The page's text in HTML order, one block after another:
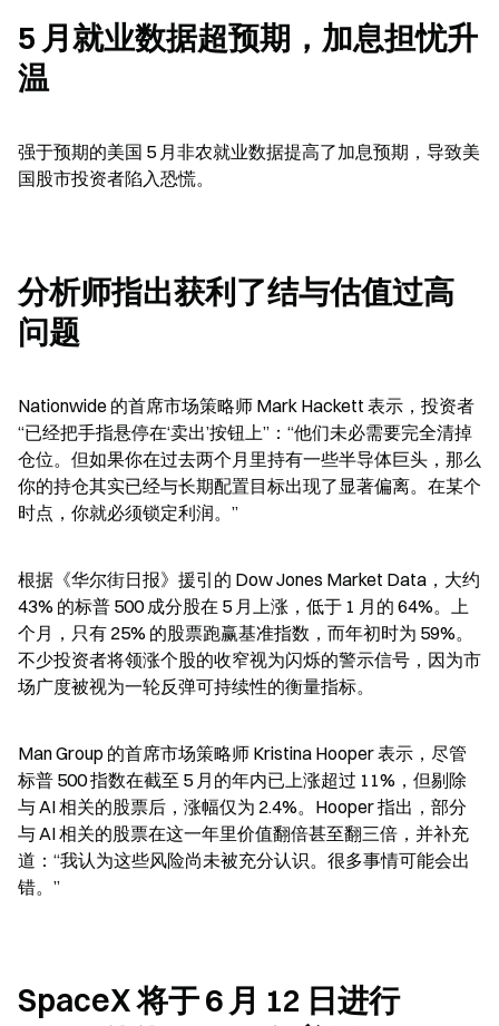
5 月就业数据超预期，加息担忧升
温
强于预期的美国 5 月非农就业数据提高了加息预期，导致美
国股市投资者陷入恐慌。
分析师指出获利了结与估值过高
问题
Nationwide 的首席市场策略师 Mark Hackett 表示，投资者
“已经把手指悬停在‘卖出’按钮上”：“他们未必需要完全清掉
仓位。但如果你在过去两个月里持有一些半导体巨头，那么
你的持仓其实已经与长期配置目标出现了显著偏离。在某个
时点，你就必须锁定利润。”
根据《华尔街日报》援引的 Dow Jones Market Data，大约
43% 的标普 500 成分股在 5 月上涨，低于 1 月的 64%。上
个月，只有 25% 的股票跑赢基准指数，而年初时为 59%。
不少投资者将领涨个股的收窄视为闪烁的警示信号，因为市
场广度被视为一轮反弹可持续性的衡量指标。
Man Group 的首席市场策略师 Kristina Hooper 表示，尽管
标普 500 指数在截至 5 月的年内已上涨超过 11%，但剔除
与 AI 相关的股票后，涨幅仅为 2.4%。Hooper 指出，部分
与 AI 相关的股票在这一年里价值翻倍甚至翻三倍，并补充
道：“我认为这些风险尚未被充分认识。很多事情可能会出
错。”
SpaceX 将于 6 月 12 日进行